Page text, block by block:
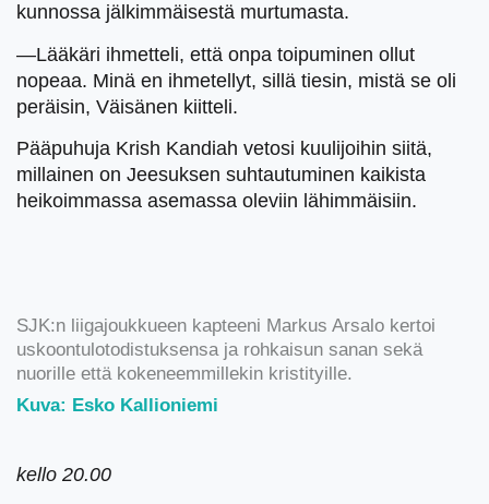
kunnossa jälkimmäisestä murtumasta.
—Lääkäri ihmetteli, että onpa toipuminen ollut
nopeaa. Minä en ihmetellyt, sillä tiesin, mistä se oli
peräisin, Väisänen kiitteli.
Pääpuhuja Krish Kandiah vetosi kuulijoihin siitä,
millainen on Jeesuksen suhtautuminen kaikista
heikoimmassa asemassa oleviin lähimmäisiin.
SJK:n liigajoukkueen kapteeni Markus Arsalo kertoi
uskoontulotodistuksensa ja rohkaisun sanan sekä
nuorille että kokeneemmillekin kristityille.
Kuva: Esko Kallioniemi
kello 20.00